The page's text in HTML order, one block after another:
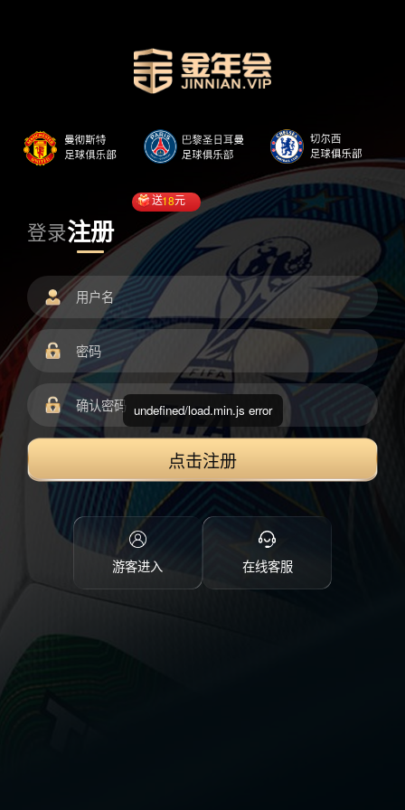
登录注册
送18元
点击注册
游客进入 在线客服
undefined/load.min.js error